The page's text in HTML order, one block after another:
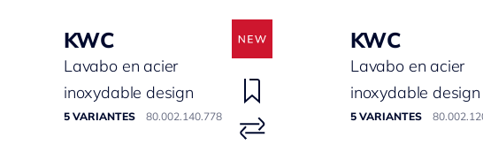
KWC
Lavabo en acier
inoxydable design
5 VARIANTES 80.002.140.778
KWC
Lavabo en acier
inoxydable design
5 VARIANTES